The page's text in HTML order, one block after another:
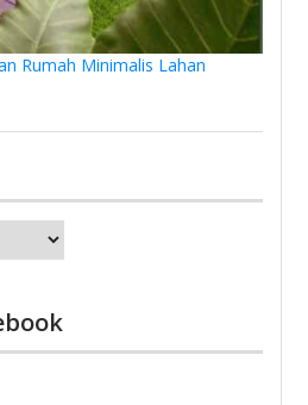
Rumah Minimalis Lahan